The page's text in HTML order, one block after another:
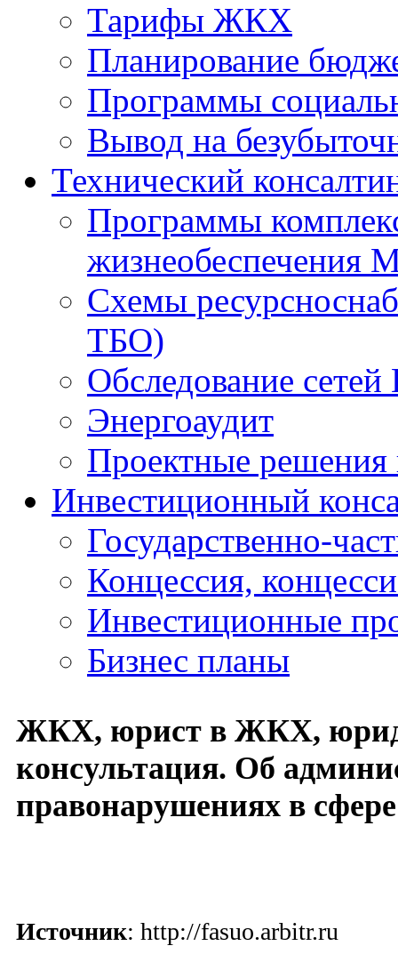
Тарифы ЖКХ
Планирование
Программы
Вывод на
Технический
Программы
жизнеобеспечения
Схемы
ТБО)
Обследование
Энергоаудит
Проектные решения
Инвестиционный
Государственно-
Концессия,
Инвестиционные
Бизнес планы
ЖКХ, юрист в ЖКХ,
консультация. Об
правонарушениях в
Источник: http://fasuo.arbitr.ru